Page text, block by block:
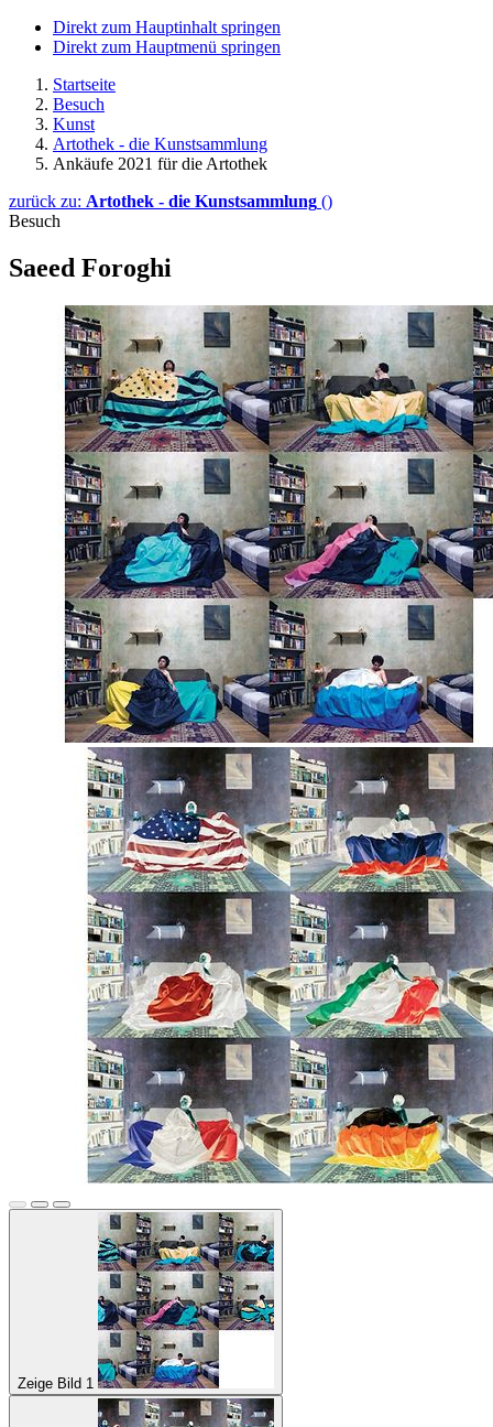
Direkt zum Hauptinhalt springen
Direkt zum Hauptmenü springen
Startseite
Besuch
Kunst
Artothek - die Kunstsammlung
Ankäufe 2021 für die Artothek
zurück zu: Artothek - die Kunstsammlung ()
Besuch
Saeed Foroghi
Zeige Bild 1